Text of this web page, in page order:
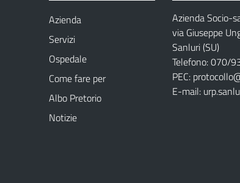
Azienda
Servizi
Ospedale
Come fare per
Albo Pretorio
Notizie
Azienda Socio-
via Giuseppe
Sanluri (SU)
Telefono: 070/
PEC:
E-mail: